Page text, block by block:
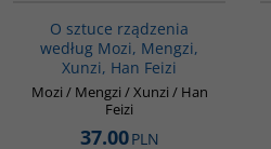
O sztuce rządzenia
według Mozi, Mengzi,
Xunzi, Han Feizi
Mozi / Mengzi / Xunzi / Han
Feizi
37.00PLN